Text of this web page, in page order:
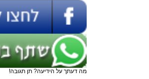
מה דעתך על הידיעה? תן תגובה!